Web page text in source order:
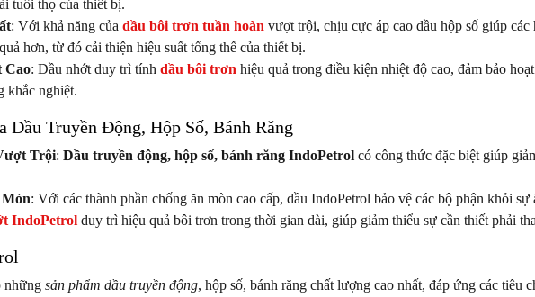
tuổi thọ của thiết bị.
: Với khả năng của dầu bôi trơn tuần hoàn vượt trội, chịu cực áp cao dầu hộp số giúp
hơn, từ đó cải thiện hiệu suất tổng thể của thiết bị.
Cao: Dầu nhớt duy trì tính dầu bôi trơn hiệu quả trong điều kiện nhiệt độ cao, đảm bảo
khắc nghiệt.
Truyền Động, Hộp Số, Bánh Răng
Trội: Dầu truyền động, hộp số, bánh răng IndoPetrol có công thức đặc biệt giúp
: Với các thành phần chống ăn mòn cao cấp, dầu IndoPetrol bảo vệ các bộ phận khỏi
IndoPetrol duy trì hiệu quả bôi trơn trong thời gian dài, giúp giảm thiểu sự cần thiết phải
những sản phẩm dầu truyền động, hộp số, bánh răng chất lượng cao nhất, đáp ứng các tiêu